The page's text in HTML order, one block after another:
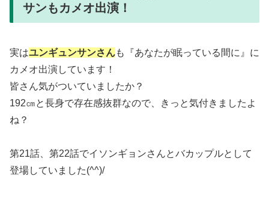
サンもカメオ出演！
実はユンギュンサンさんも『あなたが眠っている間に』に
カメオ出演しています！
皆さん気がついていましたか？
192㎝と長身で存在感抜群なので、きっと気付きましたよ
ね？
第21話、第22話でイソンギョンさんとバカップルとして
登場していました(^^)/